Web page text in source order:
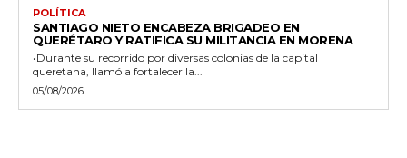
POLÍTICA
SANTIAGO NIETO ENCABEZA BRIGADEO EN
QUERÉTARO Y RATIFICA SU MILITANCIA EN MORENA
•Durante su recorrido por diversas colonias de la capital
queretana, llamó a fortalecer la...
05/08/2026